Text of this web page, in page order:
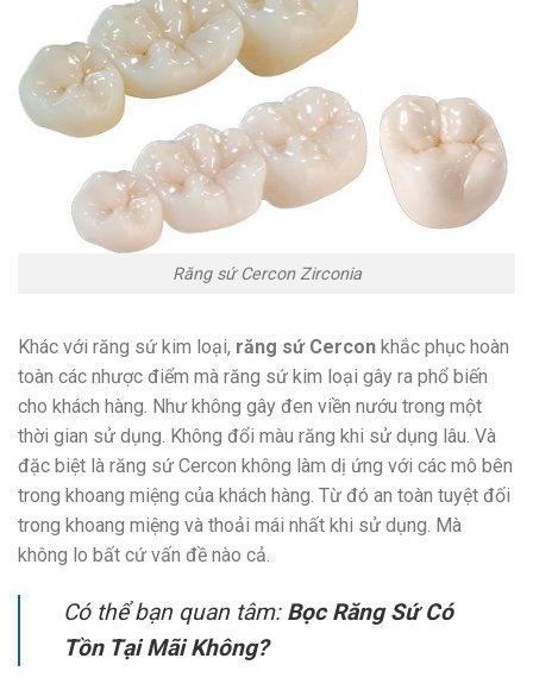
Răng sứ Cercon Zirconia
Khác với răng sứ kim loại, răng sứ Cercon khắc phục hoàn
toàn các nhược điểm mà răng sứ kim loại gây ra phổ biến
cho khách hàng. Như không gây đen viền nướu trong một
thời gian sử dụng. Không đổi màu răng khi sử dụng lâu. Và
đặc biệt là răng sứ Cercon không làm dị ứng với các mô bên
trong khoang miệng của khách hàng. Từ đó an toàn tuyệt đối
trong khoang miệng và thoải mái nhất khi sử dụng. Mà
không lo bất cứ vấn đề nào cả.
Có thể bạn quan tâm: Bọc Răng Sứ Có
Tồn Tại Mãi Không?